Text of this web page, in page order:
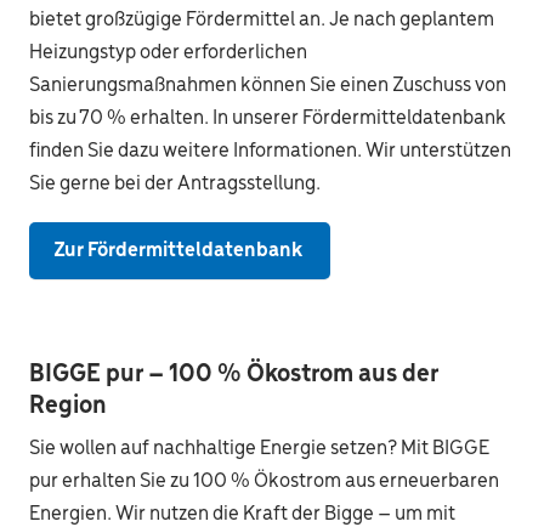
bietet großzügige Fördermittel an. Je nach geplantem
Heizungstyp oder erforderlichen
Sanierungsmaßnahmen können Sie einen Zuschuss von
bis zu 70 % erhalten. In unserer Fördermitteldatenbank
finden Sie dazu weitere Informationen. Wir unterstützen
Sie gerne bei der Antragsstellung.
Zur Fördermitteldatenbank
BIGGE pur – 100 % Ökostrom aus der
Region
Sie wollen auf nachhaltige Energie setzen? Mit BIGGE
pur erhalten Sie zu 100 % Ökostrom aus erneuerbaren
Energien. Wir nutzen die Kraft der Bigge – um mit